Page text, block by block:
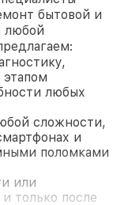
бытовой и
любой
любых
сложности,
и
поломками
или
только после